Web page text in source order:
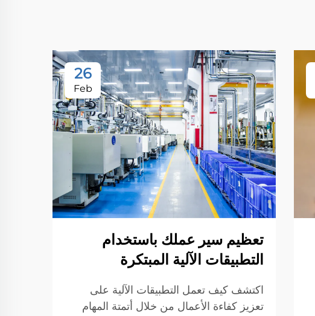
26
Feb
تعظيم سير عملك باستخدام
التطبيقات الآلية المبتكرة
اكتشف كيف تعمل التطبيقات الآلية على
تعزيز كفاءة الأعمال من خلال أتمتة المهام